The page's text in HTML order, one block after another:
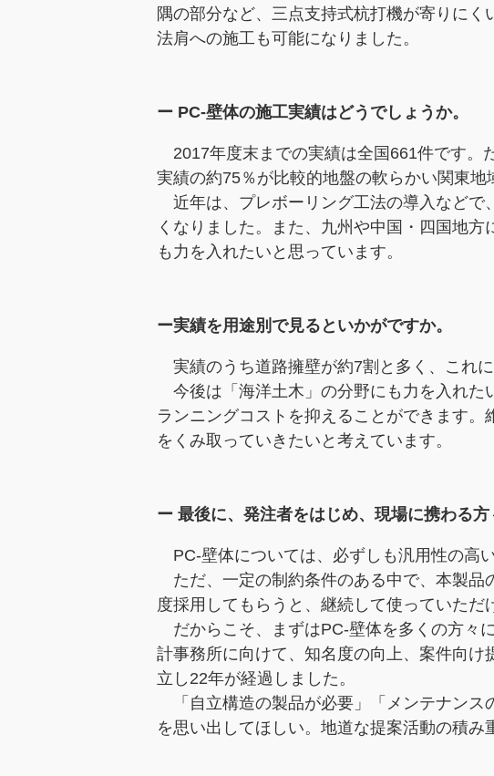
隅の部分など、三点支持式杭打機が寄りに
法肩への施工も可能になりました。
ー PC-壁体の施工実績はどうでしょうか。
2017年度末までの実績は全国661件です。
実績の約75％が比較的地盤の軟らかい関東地
近年は、プレボーリング工法の導入などで
くなりました。また、九州や中国・四国地
も力を入れたいと思っています。
ー実績を用途別で見るといかがですか。
実績のうち道路擁壁が約7割と多く、これ
今後は「海洋土木」の分野にも力を入れた
ランニングコストを抑えることができます
をくみ取っていきたいと考えています。
ー 最後に、発注者をはじめ、現場に携わる方
PC-壁体については、必ずしも汎用性の高
ただ、一定の制約条件のある中で、本製品
度採用してもらうと、継続して使っていただ
だからこそ、まずはPC-壁体を多くの方々
計事務所に向けて、知名度の向上、案件向
立し22年が経過しました。
「自立構造の製品が必要」「メンテナンス
を思い出してほしい。地道な提案活動の積み